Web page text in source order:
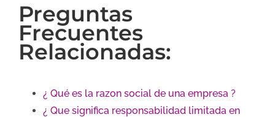
Preguntas
Frecuentes
Relacionadas:
¿ Qué es la razon social de una empresa ?
¿ Que significa responsabilidad limitada en